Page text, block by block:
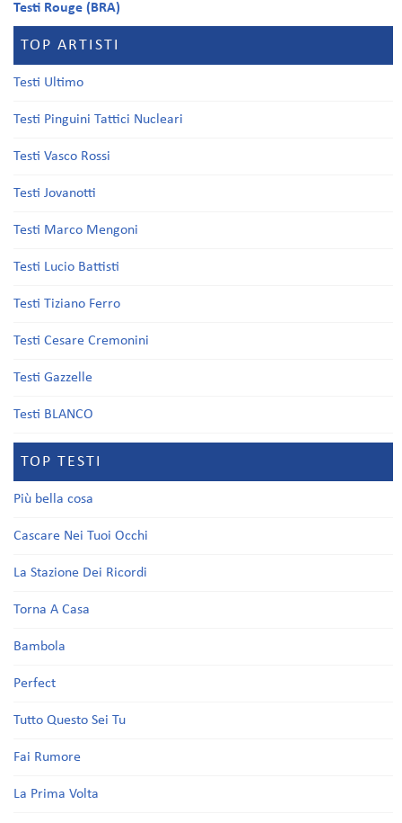
Testi Rouge (BRA)
TOP ARTISTI
Testi Ultimo
Testi Pinguini Tattici Nucleari
Testi Vasco Rossi
Testi Jovanotti
Testi Marco Mengoni
Testi Lucio Battisti
Testi Tiziano Ferro
Testi Cesare Cremonini
Testi Gazzelle
Testi BLANCO
TOP TESTI
Più bella cosa
Cascare Nei Tuoi Occhi
La Stazione Dei Ricordi
Torna A Casa
Bambola
Perfect
Tutto Questo Sei Tu
Fai Rumore
La Prima Volta